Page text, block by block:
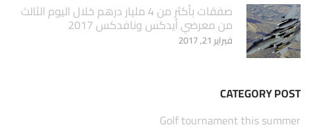
صفقات بأكثر من 4 مليار درهم خلال اليوم الثالث
من معرضي أيدكس ونافدكس 2017
فبراير 21, 2017
CATEGORY POST
Golf tournament this summer